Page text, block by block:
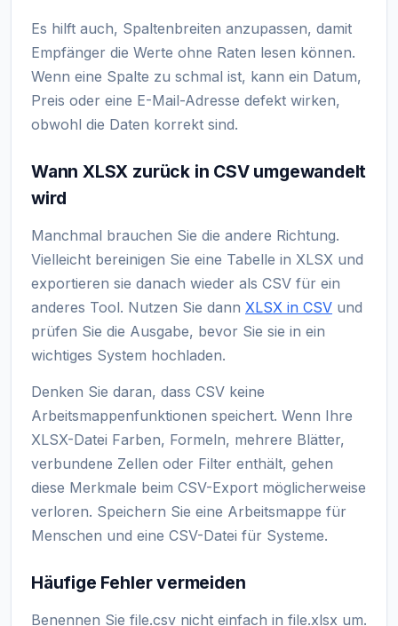
Es hilft auch, Spaltenbreiten anzupassen, damit
Empfänger die Werte ohne Raten lesen können.
Wenn eine Spalte zu schmal ist, kann ein Datum,
Preis oder eine E-Mail-Adresse defekt wirken,
obwohl die Daten korrekt sind.
Wann XLSX zurück in CSV umgewandelt
wird
Manchmal brauchen Sie die andere Richtung.
Vielleicht bereinigen Sie eine Tabelle in XLSX und
exportieren sie danach wieder als CSV für ein
anderes Tool. Nutzen Sie dann XLSX in CSV und
prüfen Sie die Ausgabe, bevor Sie sie in ein
wichtiges System hochladen.
Denken Sie daran, dass CSV keine
Arbeitsmappenfunktionen speichert. Wenn Ihre
XLSX-Datei Farben, Formeln, mehrere Blätter,
verbundene Zellen oder Filter enthält, gehen
diese Merkmale beim CSV-Export möglicherweise
verloren. Speichern Sie eine Arbeitsmappe für
Menschen und eine CSV-Datei für Systeme.
Häufige Fehler vermeiden
Benennen Sie file.csv nicht einfach in file.xlsx um.